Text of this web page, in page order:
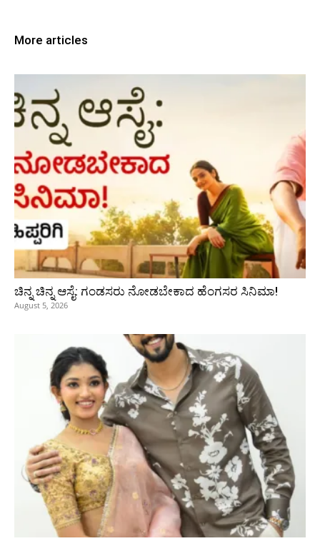
More articles
ಚಿನ್ನ ಚಿನ್ನ ಆಸೈ: ಗಂಡಸರು ನೋಡಬೇಕಾದ ಹೆಂಗಸರ ಸಿನಿಮಾ!
August 5, 2026